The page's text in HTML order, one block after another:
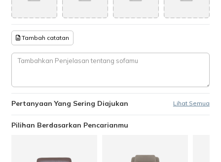
Tambah catatan
Pertanyaan Yang Sering Diajukan Lihat Semua
Pilihan Berdasarkan Pencarianmu